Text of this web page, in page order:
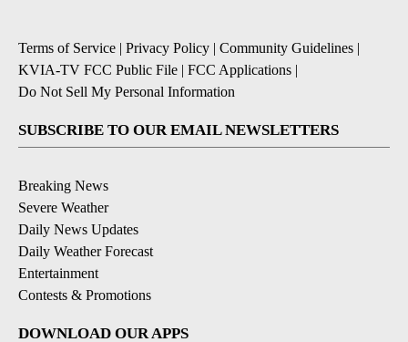
Terms of Service | Privacy Policy | Community Guidelines |
KVIA-TV FCC Public File | FCC Applications |
Do Not Sell My Personal Information
SUBSCRIBE TO OUR EMAIL NEWSLETTERS
Breaking News
Severe Weather
Daily News Updates
Daily Weather Forecast
Entertainment
Contests & Promotions
DOWNLOAD OUR APPS